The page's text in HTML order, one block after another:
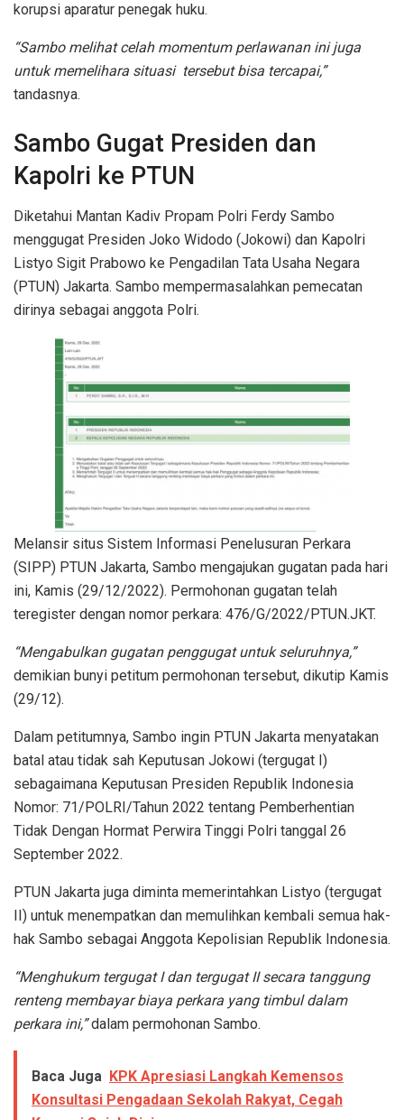
korupsi aparatur penegak huku.
“Sambo melihat celah momentum perlawanan ini juga
untuk memelihara situasi tersebut bisa tercapai,”
tandasnya.
Sambo Gugat Presiden dan
Kapolri ke PTUN
Diketahui Mantan Kadiv Propam Polri Ferdy Sambo
menggugat Presiden Joko Widodo (Jokowi) dan Kapolri
Listyo Sigit Prabowo ke Pengadilan Tata Usaha Negara
(PTUN) Jakarta. Sambo mempermasalahkan pemecatan
dirinya sebagai anggota Polri.
Melansir situs Sistem Informasi Penelusuran Perkara
(SIPP) PTUN Jakarta, Sambo mengajukan gugatan pada hari
ini, Kamis (29/12/2022). Permohonan gugatan telah
teregister dengan nomor perkara: 476/G/2022/PTUN.JKT.
“Mengabulkan gugatan penggugat untuk seluruhnya,”
demikian bunyi petitum permohonan tersebut, dikutip Kamis
(29/12).
Dalam petitumnya, Sambo ingin PTUN Jakarta menyatakan
batal atau tidak sah Keputusan Jokowi (tergugat I)
sebagaimana Keputusan Presiden Republik Indonesia
Nomor: 71/POLRI/Tahun 2022 tentang Pemberhentian
Tidak Dengan Hormat Perwira Tinggi Polri tanggal 26
September 2022.
PTUN Jakarta juga diminta memerintahkan Listyo (tergugat
II) untuk menempatkan dan memulihkan kembali semua hak-
hak Sambo sebagai Anggota Kepolisian Republik Indonesia.
“Menghukum tergugat I dan tergugat II secara tanggung
renteng membayar biaya perkara yang timbul dalam
perkara ini,”dalam permohonan Sambo.
Baca Juga KPK Apresiasi Langkah Kemensos
Konsultasi Pengadaan Sekolah Rakyat, Cegah